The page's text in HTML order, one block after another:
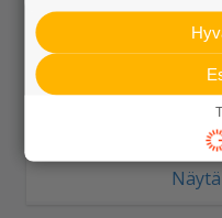
JL10 madallus